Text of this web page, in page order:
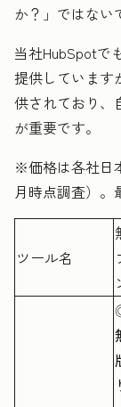
か？」ではない
当社HubSpotで
提供しています
供されており、
が重要です。
※価格は各社日
月時点調査）。
ツール名